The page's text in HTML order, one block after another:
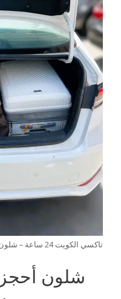
تاكسي الكويت 24 ساعة – شلون أحجز تاكسي الكويت بسهولة
شلون